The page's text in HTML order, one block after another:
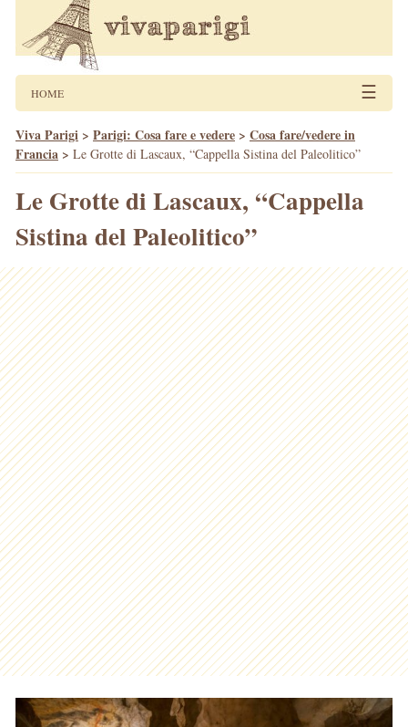
HOME ☰
Viva Parigi > Parigi: Cosa fare e vedere > Cosa fare/vedere in
Francia > Le Grotte di Lascaux, “Cappella Sistina del Paleolitico”
Le Grotte di Lascaux, “Cappella
Sistina del Paleolitico”